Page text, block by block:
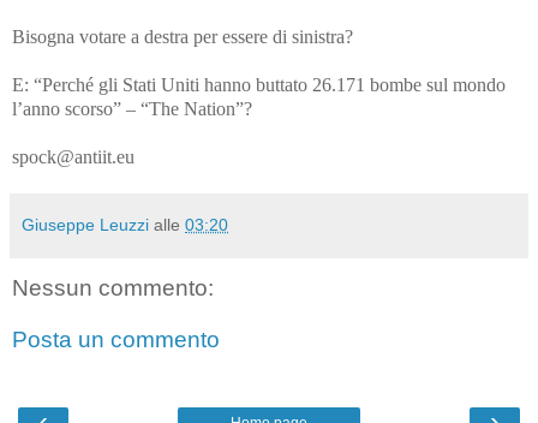
Bisogna votare a destra per essere di sinistra?
E: “Perché gli Stati Uniti hanno buttato 26.171 bombe sul mondo
l’anno scorso” – “The Nation”?
spock@antiit.eu
Giuseppe Leuzzi alle 03:20
Nessun commento:
Posta un commento